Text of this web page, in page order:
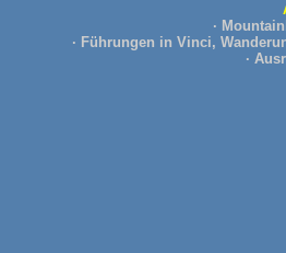
·
· Führungen in Vinci,
·